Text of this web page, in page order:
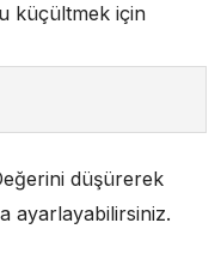
küçültmek için
düşürerek
ayarlayabilirsiniz.